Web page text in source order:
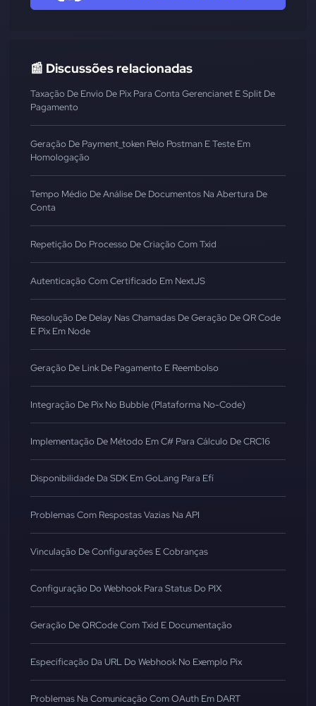
📰 Discussões relacionadas
Taxação De Envio De Pix Para Conta Gerencianet E Split De
Pagamento
Geração De Payment_token Pelo Postman E Teste Em
Homologação
Tempo Médio De Análise De Documentos Na Abertura De
Conta
Repetição Do Processo De Criação Com Txid
Autenticação Com Certificado Em NextJS
Resolução De Delay Nas Chamadas De Geração De QR Code
E Pix Em Node
Geração De Link De Pagamento E Reembolso
Integração De Pix No Bubble (Plataforma No-Code)
Implementação De Método Em C# Para Cálculo De CRC16
Disponibilidade Da SDK Em GoLang Para Efí
Problemas Com Respostas Vazias Na API
Vinculação De Configurações E Cobranças
Configuração Do Webhook Para Status Do PIX
Geração De QRCode Com Txid E Documentação
Especificação Da URL Do Webhook No Exemplo Pix
Problemas Na Comunicação Com OAuth Em DART